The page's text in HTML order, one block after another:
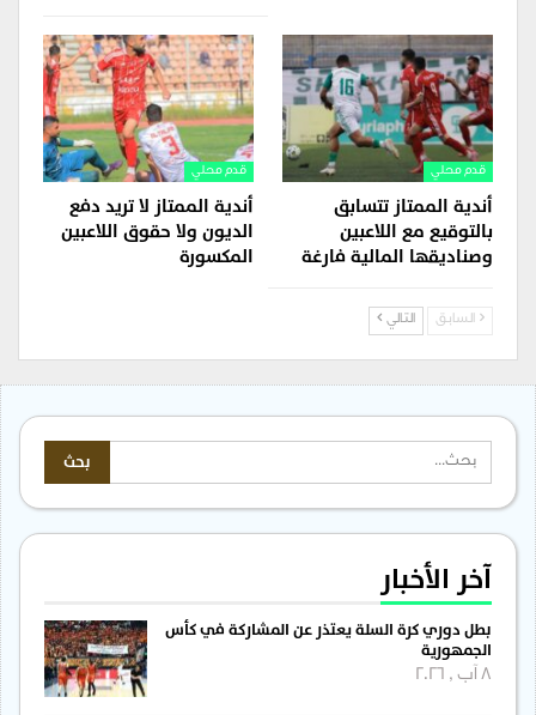
قدم محلي
أندية الممتاز تتسابق
بالتوقيع مع اللاعبين
وصناديقها المالية فارغة
قدم محلي
أندية الممتاز لا تريد دفع
الديون ولا حقوق اللاعبين
المكسورة
السابق التالي
آخر الأخبار
بطل دوري كرة السلة يعتذر عن المشاركة في كأس
الجمهورية